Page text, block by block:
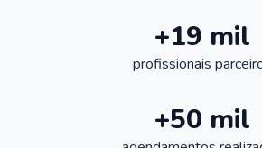
+19 mil
profissionais
+50 mil